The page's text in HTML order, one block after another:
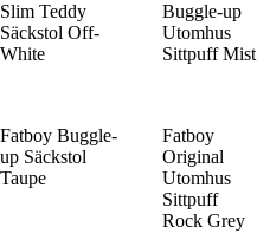
Slim Teddy
Säckstol Off-
White
Buggle-up
Utomhus
Sittpuff Mist
Fatboy Buggle-
up Säckstol
Taupe
Fatboy
Original
Utomhus
Sittpuff
Rock Grey